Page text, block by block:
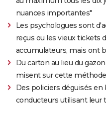
nuances importantes"
Les psychologues sont
reçus ou les vieux tickets
accumulateurs, mais ont
Du carton au lieu du
misent sur cette méthode
Des policiers déguisés
conducteurs utilisant leur